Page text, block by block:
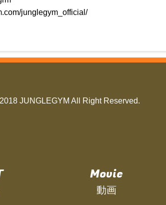
junglegym_official/
JUNGLEGYM All Right Reserved.
Movie
動画